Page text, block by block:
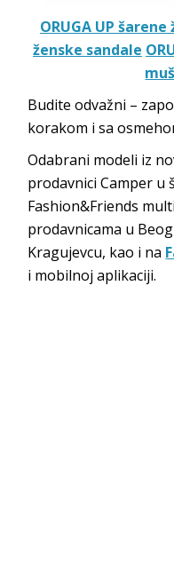
ORUGA UP
ženske sandale
Budite odvažni –
korakom i sa
Odabrani modeli iz
prodavnici Camper u
Fashion&Friends
prodavnicama u
Kragujevcu, kao i na
i mobilnoj aplikaciji.